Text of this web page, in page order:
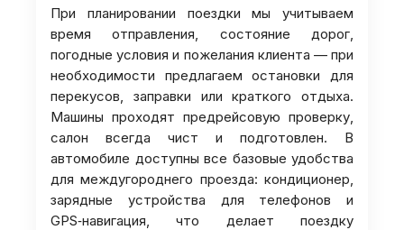
При планировании поездки мы учитываем
время отправления, состояние дорог,
погодные условия и пожелания клиента — при
необходимости предлагаем остановки для
перекусов, заправки или краткого отдыха.
Машины проходят предрейсовую проверку,
салон всегда чист и подготовлен. В
автомобиле доступны все базовые удобства
для междугороднего проезда: кондиционер,
зарядные устройства для телефонов и
GPS‑навигация, что делает поездку